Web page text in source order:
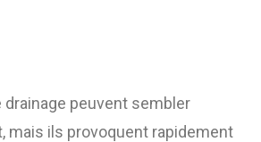
peuvent sembler
mais ils provoquent rapidement